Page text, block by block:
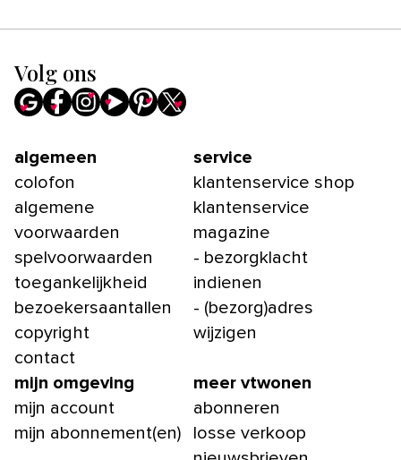
Volg ons
algemeen
colofon
algemene
voorwaarden
spelvoorwaarden
toegankelijkheid
bezoekersaantallen
copyright
contact
service
klantenservice shop
klantenservice
magazine
- bezorgklacht
indienen
- (bezorg)adres
wijzigen
mijn omgeving
mijn account
mijn abonnement(en)
meer vtwonen
abonneren
losse verkoop